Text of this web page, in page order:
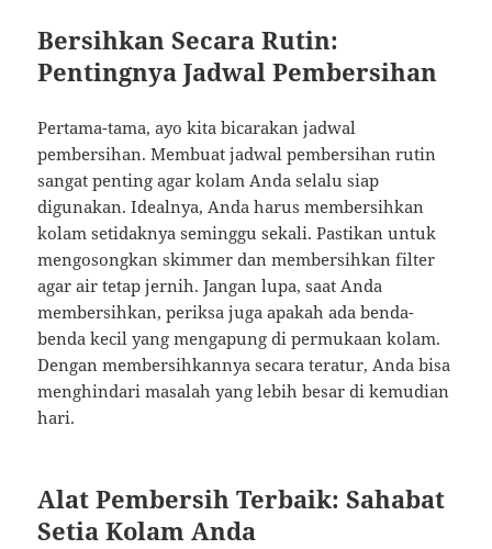
Bersihkan Secara Rutin:
Pentingnya Jadwal Pembersihan
Pertama-tama, ayo kita bicarakan jadwal
pembersihan. Membuat jadwal pembersihan rutin
sangat penting agar kolam Anda selalu siap
digunakan. Idealnya, Anda harus membersihkan
kolam setidaknya seminggu sekali. Pastikan untuk
mengosongkan skimmer dan membersihkan filter
agar air tetap jernih. Jangan lupa, saat Anda
membersihkan, periksa juga apakah ada benda-
benda kecil yang mengapung di permukaan kolam.
Dengan membersihkannya secara teratur, Anda bisa
menghindari masalah yang lebih besar di kemudian
hari.
Alat Pembersih Terbaik: Sahabat
Setia Kolam Anda